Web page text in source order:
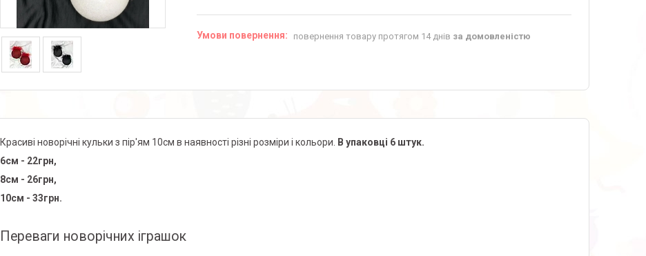
повернення товару протягом 14 днів за домовленістю
Красиві новорічні кульки з пір'ям 10см в наявності різні розміри і кольори.
В упаковці 6 штук.
6см - 22грн,
8см - 26грн,
10см - 33грн.
Переваги новорічних іграшок